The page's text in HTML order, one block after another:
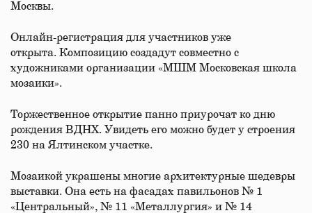
Москвы.
Онлайн-регистрация для участников уже
открыта. Композицию создадут совместно с
художниками организации «МШМ Московская школа
мозаики».
Торжественное открытие панно приурочат ко дню
рождения ВДНХ. Увидеть его можно будет у строения
230 на Ялтинском участке.
Мозаикой украшены многие архитектурные шедевры
выставки. Она есть на фасадах павильонов № 1
«Центральный», № 11 «Металлургия» и № 14